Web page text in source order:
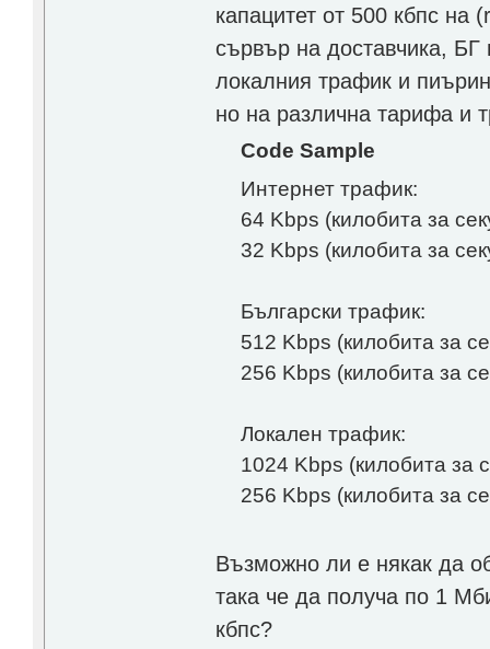
капацитет от 500 кбпс
сървър на доставчика,
локалния трафик и
но на различна тарифа и
Code Sample
Интернет трафик:
64 Kbps (килобита за
32 Kbps (килобита за
Български трафик:
512 Kbps (килобита за
256 Kbps (килобита за
Локален трафик:
1024 Kbps (килобита за
256 Kbps (килобита за
Възможно ли е някак да
така че да получа по 1
кбпс?